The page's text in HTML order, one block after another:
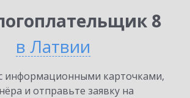
8
в Латвии
информационными карточками,
и отправьте заявку на